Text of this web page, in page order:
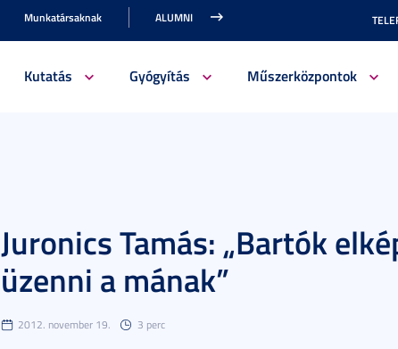
Munkatársaknak ALUMNI
Kutatás Gyógyítás Műszerközpontok
Juronics Tamás: „Bartók
üzenni a mának”
2012. november 19. 3 perc